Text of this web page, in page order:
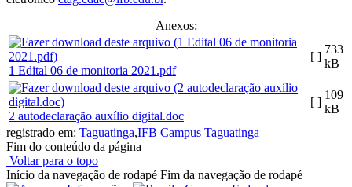
Anexos:
1 Edital 06 de monitoria 2021.pdf
[ ]
733
kB
2 autodeclaração auxílio digital.doc
[ ]
109
kB
registrado em: Taguatinga,IFB Campus Taguatinga
Fim do conteúdo da página
Voltar para o topo
Início da navegação de rodapé Fim da navegação de rodapé